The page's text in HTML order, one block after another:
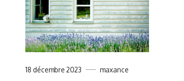
18 décembre 2023 maxance